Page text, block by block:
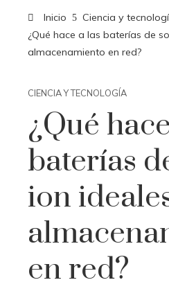
Inicio
Ciencia y
¿Qué hace a las baterías de
almacenamiento en red?
CIENCIA Y TECNOLOGÍA
¿Qué
baterías
ion
en red?